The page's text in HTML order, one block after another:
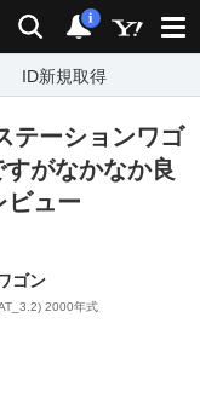
検索 通知
i
ID新規取得
テーションワゴ
がなかなか良
ビュー
ゴン
2000年式